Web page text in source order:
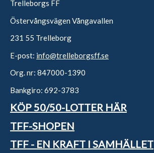
Trelleborgs FF
Östervångsvägen Vångavallen
231 55 Trelleborg
E-post: info@trelleborgsff.se
Org. nr: 847000-1390
Bankgiro: 692-3783
KÖP 50/50-LOTTER HÄR
TFF-SHOPEN
TFF - EN KRAFT I SAMHÄLLET